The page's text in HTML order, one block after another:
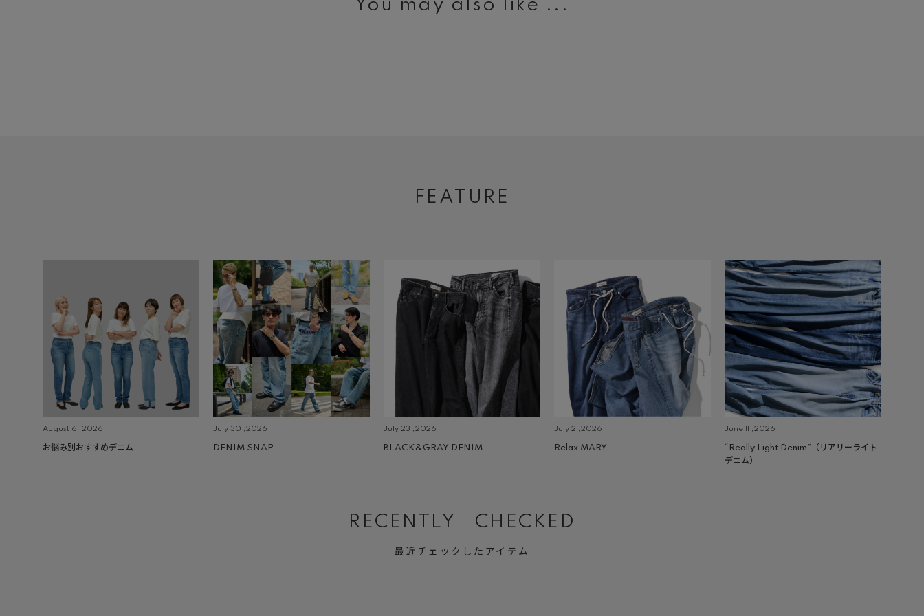
You may also like ...
FEATURE
August 6 ,2026
お悩み別おすすめデニム
July 30 ,2026
DENIM SNAP
July 23 ,2026
BLACK&GRAY DENIM
July 2 ,2026
Relax MARY
June 11 ,2026
“Really Light Denim”（リアリーライト
デニム）
RECENTLY CHECKED
最近チェックしたアイテム